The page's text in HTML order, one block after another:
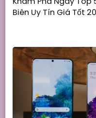
Biên Uy Tín Giá Tốt